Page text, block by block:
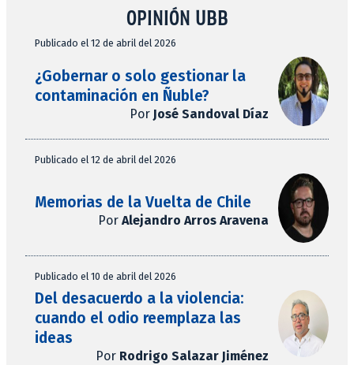
OPINIÓN UBB
Publicado el 12 de abril del 2026
¿Gobernar o solo gestionar la
contaminación en Ñuble?
Por José Sandoval Díaz
Publicado el 12 de abril del 2026
Memorias de la Vuelta de Chile
Por Alejandro Arros Aravena
Publicado el 10 de abril del 2026
Del desacuerdo a la violencia:
cuando el odio reemplaza las
ideas
Por Rodrigo Salazar Jiménez